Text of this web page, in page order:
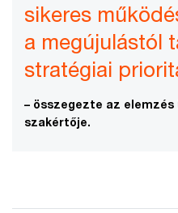
sikeres
a megújulástól
stratégiai
– összegezte az elemzés
szakértője.